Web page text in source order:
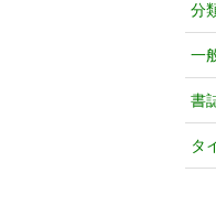
分
一
書
タ